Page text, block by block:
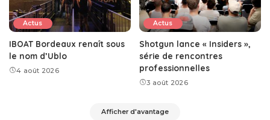
Actus
IBOAT Bordeaux renaît sous
le nom d’Ublo
4 août 2026
Actus
Shotgun lance « Insiders »,
série de rencontres
professionnelles
3 août 2026
Afficher d'avantage